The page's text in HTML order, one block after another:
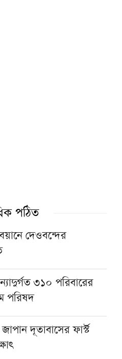
বিরুদ্ধে ভারতে
প্রতিরক্ষা চুক্তিকে স্বাগত
পঠিত
দেওবন্দের
৩১০ পরিবারের
পরিষদ
দূতাবাসের ফার্স্ট